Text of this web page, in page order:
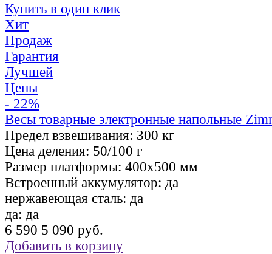
Купить в один клик
Хит
Продаж
Гарантия
Лучшей
Цены
- 22%
Весы товарные электронные напольные
Предел взвешивания: 300 кг
Цена деления: 50/100 г
Размер платформы: 400х500 мм
Встроенный аккумулятор: да
нержавеющая сталь: да
да: да
6 590 5 090 руб.
Добавить в корзину